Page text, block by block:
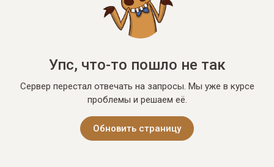
Упс, что-то пошло не так
Сервер перестал отвечать на запросы. Мы уже в курсе
проблемы и решаем её.
Обновить страницу